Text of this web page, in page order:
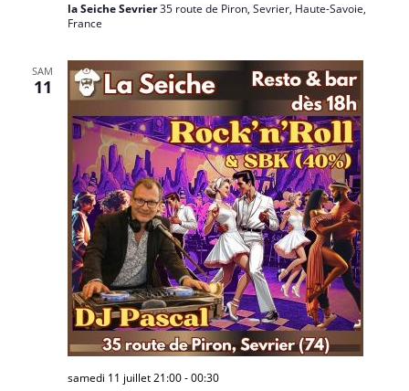
la Seiche Sevrier35 route de Piron, Sevrier, Haute-Savoie,
France
SAM
11
samedi 11 juillet 21:00-00:30